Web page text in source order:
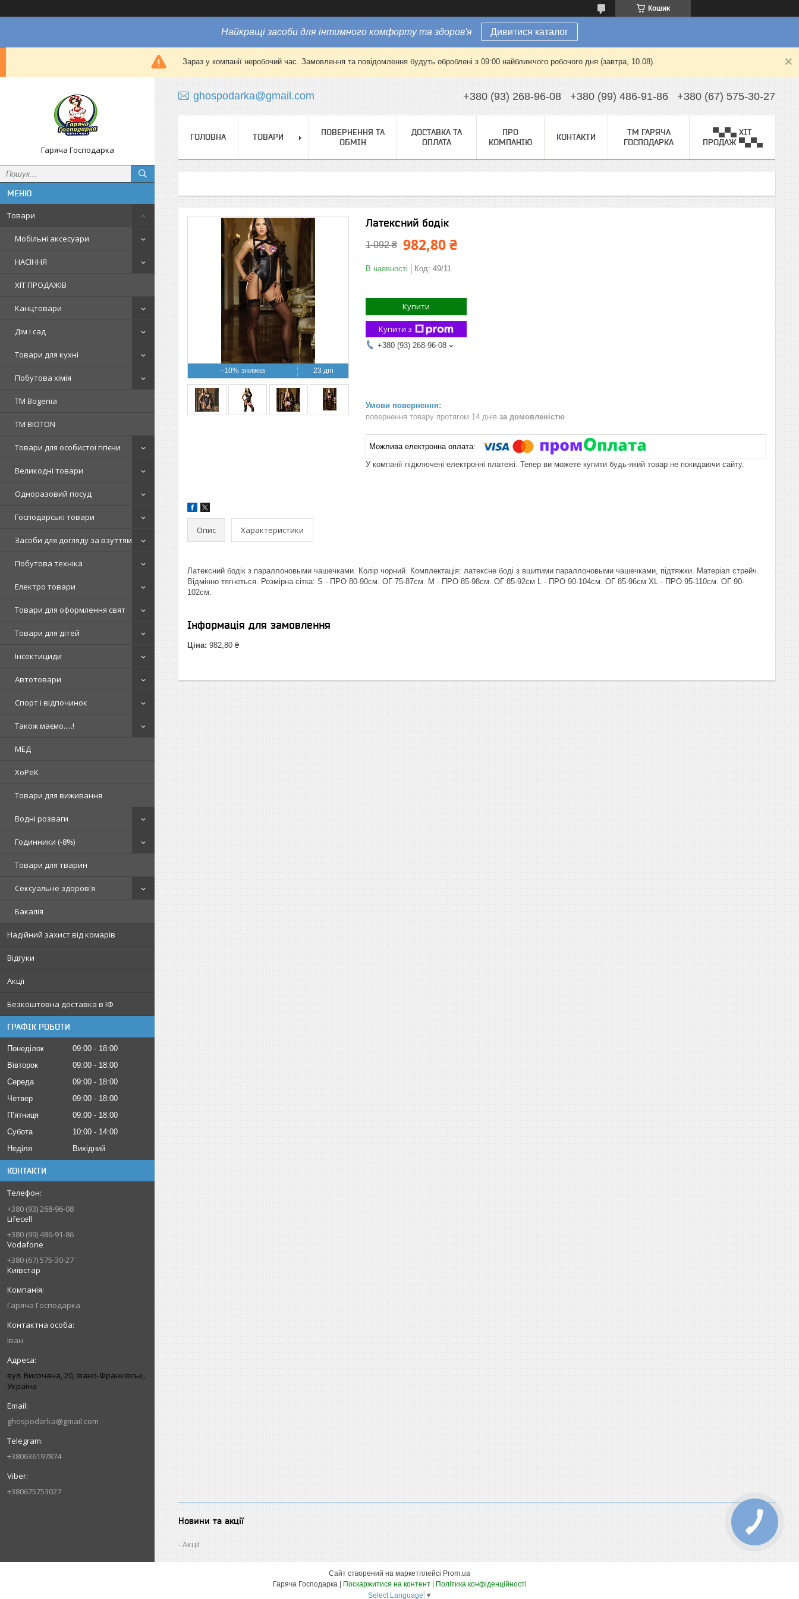
Кошик
Найкращі засоби для інтимного комфорту та здоров'я Дивитися каталог
Зараз у компанії неробочий час. Замовлення та повідомлення будуть оброблені з 09:00 найближчого робочого дня (завтра, 10.08).
Гаряча Господарка
Товари
Мобільні аксесуари
НАСІННЯ
ХІТ ПРОДАЖІВ
Канцтовари
Дім і сад
Товари для кухні
Побутова хімія
ТМ Bogenia
ТМ BIOTON
Товари для особистої гігієни
Великодні товари
Одноразовий посуд
Господарські товари
Засоби для догляду за взуттям
Побутова техніка
Електро товари
Товари для оформлення свят
Товари для дітей
Інсектициди
Автотовари
Спорт і відпочинок
Також маємо.....!
МЕД
ХоРеК
Товари для виживання
Водні розваги
Годинники (-8%)
Товари для тварин
Сексуальне здоров'я
Бакалія
Надійний захист від комарів
Відгуки
Акції
Безкоштовна доставка в ІФ
ГРАФІК РОБОТИ
Понеділок 09:00
18:00
Вівторок
09:00
18:00
Середа
09:00
18:00
Четвер
09:00
18:00
Пʼятниця
09:00
18:00
Субота
10:00
14:00
Неділя
Вихідний
КОНТАКТИ
+380 (93) 268-96-08
Lifecell
+380 (99) 486-91-86
Vodafone
+380 (67) 575-30-27
Київстар
Гаряча Господарка
Іван
вул. Височана, 20, Івано-Франківськ,
Україна
ghospodarka@gmail.com
+380636197874
+380675753027
ghospodarka@gmail.com +380 (93) 268-96-08 +380 (99) 486-91-86 +380 (67) 575-30-27
ГОЛОВНА ТОВАРИ
ПОВЕРНЕННЯ ТА
ОБМІН
ДОСТАВКА ТА
ОПЛАТА
ПРО
КОМПАНІЮ
КОНТАКТИ
ТМ ГАРЯЧА
ГОСПОДАРКА
▀▄▀▄ ХІТ
ПРОДАЖ ▀▄▀▄
–10% 23 дні
Латексний бодік
1 092 ₴ 982,80 ₴
В наявності Код: 49/11
Купити
Купити з
+380 (93) 268-96-08
повернення товару протягом 14 днів за домовленістю
У компанії підключені електронні платежі. Тепер ви можете купити будь-який товар не покидаючи сайту.
Опис Характеристики
Латексний бодік з параллоновыми чашечками. Колір чорний. Комплектація: латексне боді з вшитими параллоновыми чашечками, підтяжки. Матеріал стрейч.
Відмінно тягнеться. Розмірна сітка: S - ПРО 80-90см. ОГ 75-87см. M - ПРО 85-98см. ОГ 85-92см L - ПРО 90-104см. ОГ 85-96см XL - ПРО 95-110см. ОГ 90-
102см.
Інформація для замовлення
Ціна: 982,80 ₴
Новини та акції
Акції
Сайт створений на маркетплейсі Prom.ua
Поскаржитися на контент
Політика конфіденційності
Select Language ▼